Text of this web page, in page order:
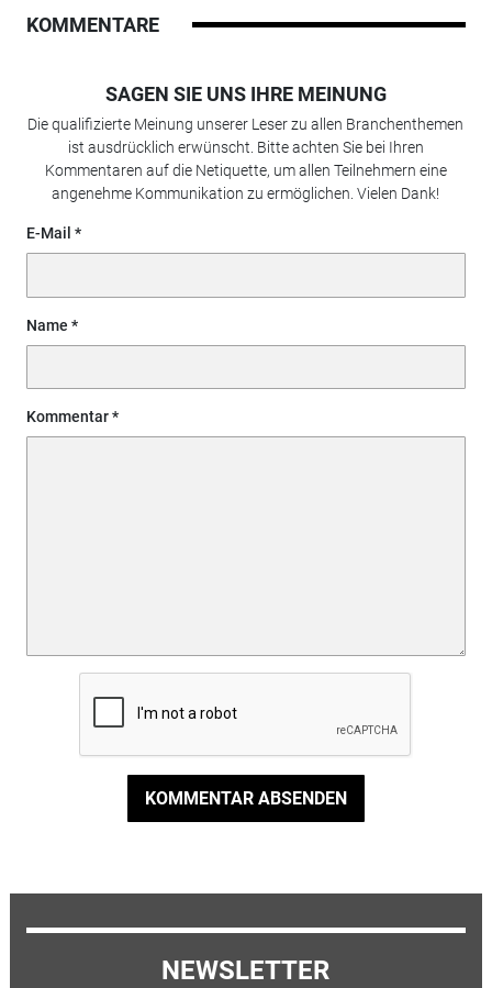
KOMMENTARE
SAGEN SIE UNS IHRE MEINUNG
Die qualifizierte Meinung unserer Leser zu allen Branchenthemen
ist ausdrücklich erwünscht. Bitte achten Sie bei Ihren
Kommentaren auf die Netiquette, um allen Teilnehmern eine
angenehme Kommunikation zu ermöglichen. Vielen Dank!
E-Mail
Name
Kommentar
KOMMENTAR ABSENDEN
NEWSLETTER